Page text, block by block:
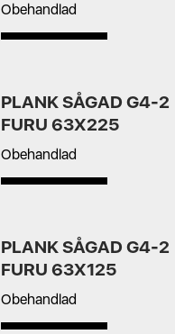
Obehandlad
PLANK SÅGAD G4-2
FURU 63X225
Obehandlad
PLANK SÅGAD G4-2
FURU 63X125
Obehandlad